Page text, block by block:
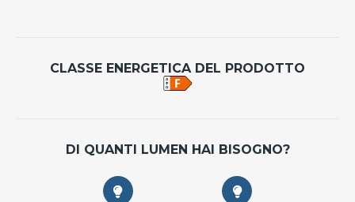
CLASSE ENERGETICA DEL PRODOTTO
DI QUANTI LUMEN HAI BISOGNO?